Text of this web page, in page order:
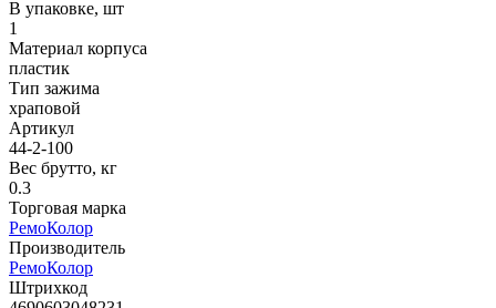
В упаковке, шт
1
Материал корпуса
пластик
Тип зажима
храповой
Артикул
44-2-100
Вес брутто, кг
0.3
Торговая марка
РемоКолор
Производитель
РемоКолор
Штрихкод